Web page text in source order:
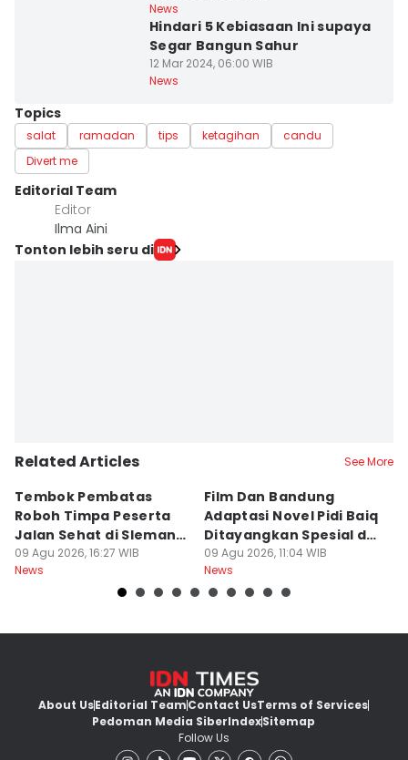
News
Hindari 5 Kebiasaan Ini supaya
Segar Bangun Sahur
12 Mar 2024, 06:00 WIB
News
Topics
salat ramadan tips ketagihan
candu
Divert me
Editorial Team
Editor
Ilma Aini
Tonton lebih seru di
Related Articles See More
Tembok Pembatas
Roboh Timpa Peserta
Jalan Sehat di Sleman,
10 Orang Luka
09 Agu 2026, 16:27 WIB
News
Film Dan Bandung
Adaptasi Novel Pidi Baiq
Ditayangkan Spesial di
Jogja
09 Agu 2026, 11:04 WIB
News
About UsEditorial TeamContact UsTerms of Services
Pedoman Media SiberIndexSitemap
Follow Us